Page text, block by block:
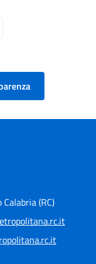
(RC)